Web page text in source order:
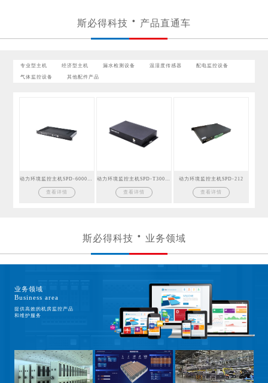
斯必得科技 产品直通车
专业型主机 经济型主机 漏水检测设备 温湿度传感器 配电监控设备
气体监控设备 其他配件产品
查看详情 查看详情
动力环境监控主机SPD-212
查看详情
斯必得科技 业务领域
业务领域
Business area
提供高效的机房监控产品
和维护服务